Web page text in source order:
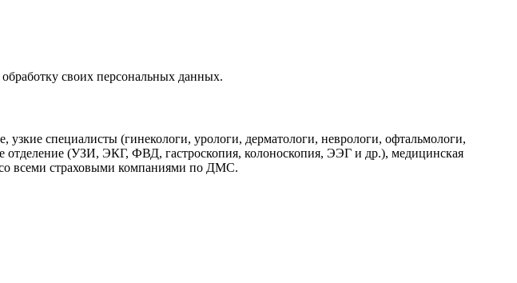
своих персональных данных.
специалисты (гинекологи, урологи, дерматологи, неврологи, офтальмологи,
отделение (УЗИ, ЭКГ, ФВД, гастроскопия, колоноскопия, ЭЭГ и др.), медицинская
со всеми страховыми компаниями по ДМС.